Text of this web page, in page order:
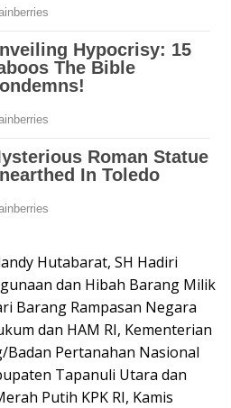
Hutabarat, SH Hadiri
dan Hibah Barang Milik
Barang Rampasan Negara
dan HAM RI, Kementerian
Badan Pertanahan Nasional
Tapanuli Utara dan
Putih KPK RI, Kamis